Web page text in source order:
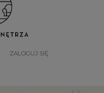
ZALOGUJ SIĘ